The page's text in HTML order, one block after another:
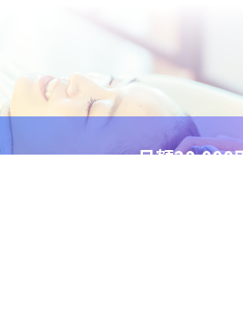
月額20,000